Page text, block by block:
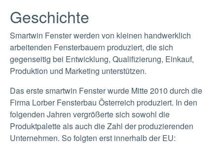
Geschichte
Smartwin Fenster werden von kleinen handwerklich
arbeitenden Fensterbauern produziert, die sich
gegenseitig bei Entwicklung, Qualifizierung, Einkauf,
Produktion und Marketing unterstützen.
Das erste smartwin Fenster wurde Mitte 2010 durch die
Firma Lorber Fensterbau Österreich produziert. In den
folgenden Jahren vergrößerte sich sowohl die
Produktpalette als auch die Zahl der produzierenden
Unternehmen. So folgten erst innerhalb der EU: